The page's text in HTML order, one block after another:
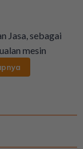
Jasa, sebagai
mesin